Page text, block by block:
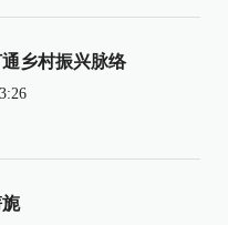
乡村振兴脉络